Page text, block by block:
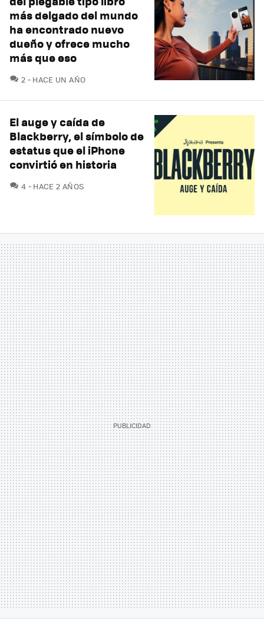
más delgado del mundo
ha encontrado nuevo
dueño y ofrece mucho
más que eso
2 COMENTARIOS
HACE UN AÑO
El auge y caída de
Blackberry, el símbolo de
estatus que el iPhone
convirtió en historia
4 COMENTARIOS
HACE 2 AÑOS